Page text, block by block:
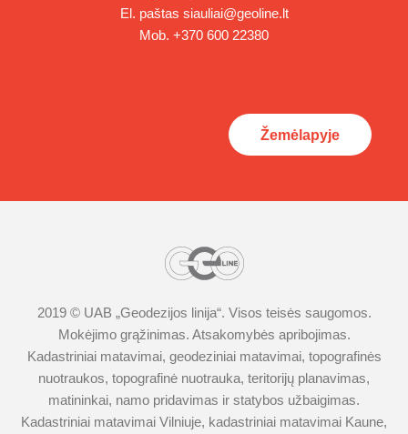
El. paštas siauliai@geoline.lt
Mob. +370 600 22380
Žemėlapyje
2019 © UAB „Geodezijos linija“. Visos teisės saugomos.
Mokėjimo grąžinimas. Atsakomybės apribojimas.
Kadastriniai matavimai, geodeziniai matavimai, topografinės
nuotraukos, topografinė nuotrauka, teritorijų planavimas,
matininkai, namo pridavimas ir statybos užbaigimas.
Kadastriniai matavimai Vilniuje, kadastriniai matavimai Kaune,